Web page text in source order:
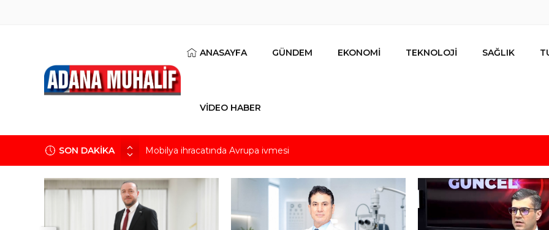
ANASAYFA GÜNDEM EKONOMİ TEKNOLOJİ SAĞLIK
VİDEO HABER
SON DAKİKA
Göz için “Akıllı Mercek” herkes için uygun mu?
AK Parti İl Başkanı Özkan: Adanalıların bir metrekare malını kimseye yedirmeyiz!
Hacı Karaaslan’ın kiraladığı arsanın resmi kiracısı bakın kim çıktı!
Kuru meyve sektörü 2 milyar dolar ihracat hedefi için Ankara’dan destek istedi
Mobilya ihracatında Avrupa ivmesi